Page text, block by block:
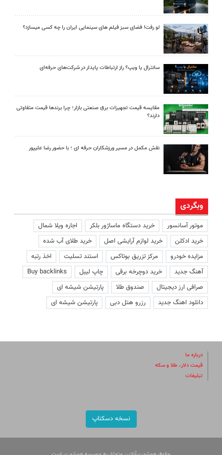
لو رفت! فضای سبز فیلم های سینمایی ایران را چه کسی میسازد؟
سانترال یا ویپ؟ راز ارتباطات پایدار در شرکت‌های حرفه‌ای
مقایسه قیمت تجهیزات برق صنعتی بازار؛ چرا برندها قیمت متفاوتی
دارند؟
نقش مکمل در مسیر ورزشکاران حرفه ای ؛ با حضور رضا علیپور
وبگردی
موتور آسانسور خرید دستگاه ماساژور بلکر
اجاره ویلا شمال
خرید ادکلن
خرید لوازم آرایشی اصل
خرید طلای آب شده
مزایده خودرو
مرکز تزریق بوتاکس استند تسلیت
اخذ رتبه
آهنگ جدید
خرید دوچرخه برقی چاپ لیبل
Buy backlinks
صرافی ارز دیجیتال
صندوق طلا
پارتیشن شیشه ای
دانلود اهنگ جدید
رزرو هتل دبی پارتیشن شیشه ای
درباره ما
قیمت دلار، طلا و سکه
تبلیغات
نسخه دسکتاپ